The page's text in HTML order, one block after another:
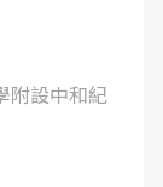
附設中和紀